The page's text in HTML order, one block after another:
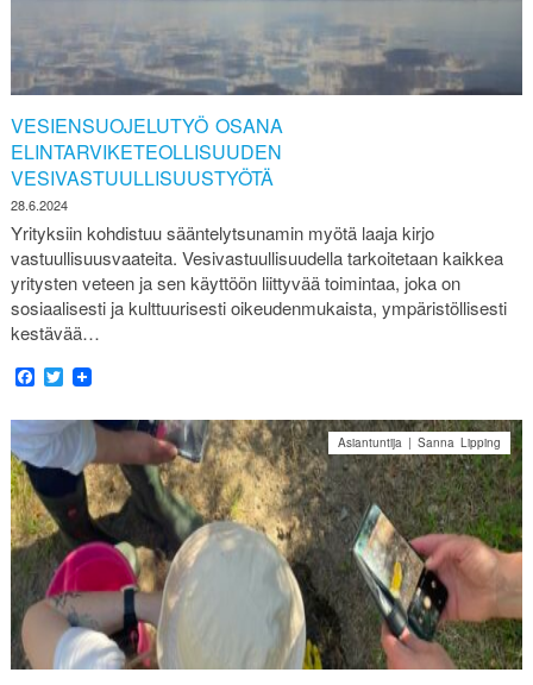
VESIENSUOJELUTYÖ OSANA
ELINTARVIKETEOLLISUUDEN
VESIVASTUULLISUUSTYÖTÄ
28.6.2024
Yrityksiin kohdistuu sääntelytsunamin myötä laaja kirjo
vastuullisuusvaateita. Vesivastuullisuudella tarkoitetaan kaikkea
yritysten veteen ja sen käyttöön liittyvää toimintaa, joka on
sosiaalisesti ja kulttuurisesti oikeudenmukaista, ympäristöllisesti
kestävää…
Facebook
Twitter
Asiantuntija | Sanna Lipping